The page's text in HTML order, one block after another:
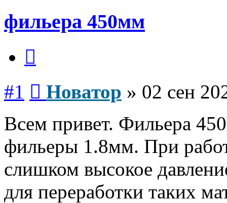
фильера 450мм
#1 Новатор » 02 сен
Всем привет. Фильера
фильеры 1.8мм. При
слишком высокое
для переработки таких